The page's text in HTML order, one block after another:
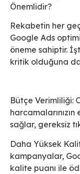
Önemlidir?
Rekabetin her
Google Ads
öneme sahiptir.
kritik olduğuna
Bütçe Verimliliği:
sağlar, gereksiz
Daha Yüksek
kampanyalar,
kalite puanı ile